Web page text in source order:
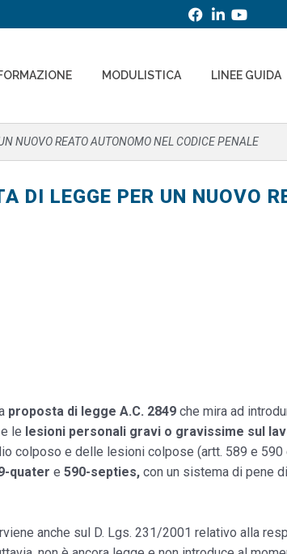
MODULISTICA LINEE GUIDA
NUOVO REATO AUTONOMO NEL CODICE PENALE
DI LEGGE PER UN NUOVO
proposta di legge A.C. 2849 che mira ad
e le lesioni personali gravi o gravissime sul
colposo e delle lesioni colpose (artt. 589 e 590
quater e 590-septies, con un sistema di pene
anche sul D. Lgs. 231/2001 relativo alla